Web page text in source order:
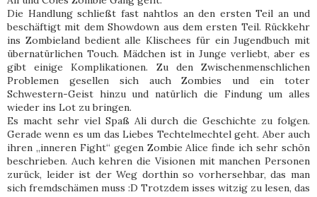
Die Handlung schließt fast nahtlos an den ersten Teil an und
beschäftigt mit dem Showdown aus dem ersten Teil. Rückkehr
ins Zombieland bedient alle Klischees für ein Jugendbuch mit
übernatürlichen Touch. Mädchen ist in Junge verliebt, aber es
gibt einige Komplikationen. Zu den Zwischenmenschlichen
Problemen gesellen sich auch Zombies und ein toter
Schwestern-Geist hinzu und natürlich die Findung um alles
wieder ins Lot zu bringen.
Es macht sehr viel Spaß Ali durch die Geschichte zu folgen.
Gerade wenn es um das Liebes Techtelmechtel geht. Aber auch
ihren „inneren Fight“ gegen Zombie Alice finde ich sehr schön
beschrieben. Auch kehren die Visionen mit manchen Personen
zurück, leider ist der Weg dorthin so vorhersehbar, das man
sich fremdschämen muss :D Trotzdem isses witzig zu lesen, das